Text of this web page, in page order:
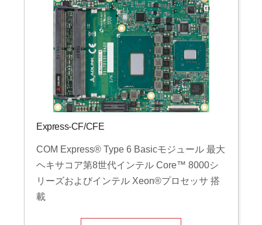
Express-CF/CFE
COM Express® Type 6 Basicモジュール 最大
ヘキサコア第8世代インテル Core™ 8000シ
リーズおよびインテル Xeon®プロセッサ 搭
載